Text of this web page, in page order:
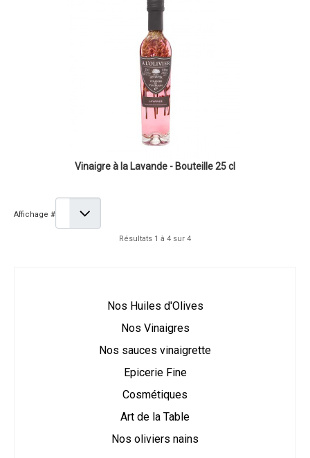
Vinaigre à la Lavande - Bouteille 25 cl
Affichage #
Résultats 1 à 4 sur 4
Nos Huiles d'Olives
Nos Vinaigres
Nos sauces vinaigrette
Epicerie Fine
Cosmétiques
Art de la Table
Nos oliviers nains